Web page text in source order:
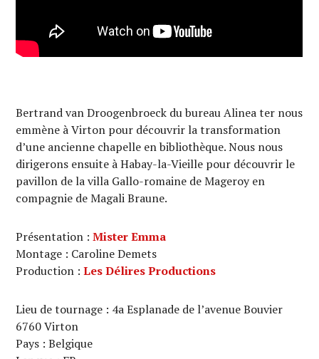
Bertrand van Droogenbroeck du bureau Alinea ter nous
emmène à Virton pour découvrir la transformation
d’une ancienne chapelle en bibliothèque. Nous nous
dirigerons ensuite à Habay-la-Vieille pour découvrir le
pavillon de la villa Gallo-romaine de Mageroy en
compagnie de Magali Braune.
Présentation :Mister Emma
Montage : Caroline Demets
Production :Les Délires Productions
Lieu de tournage : 4a Esplanade de l’avenue Bouvier
6760 Virton
Pays : Belgique